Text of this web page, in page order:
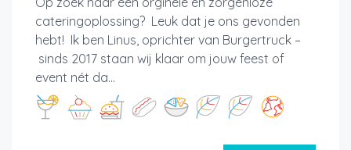
cateringoplossing? Leuk dat je ons gevonden
hebt! Ik ben Linus, oprichter van Burgertruck –
sinds 2017 staan wij klaar om jouw feest of
event nét da...